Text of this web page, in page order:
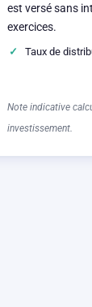
est versé sans
exercices.
Taux de
Note indicative
investissement.